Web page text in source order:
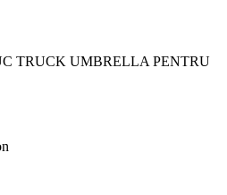
TRUCK UMBRELLA PENTRU